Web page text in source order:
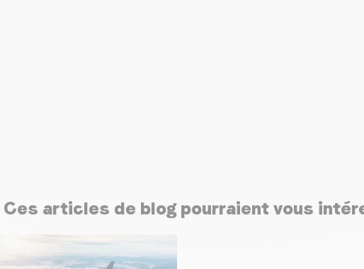
Ces articles de blog pourraient vous